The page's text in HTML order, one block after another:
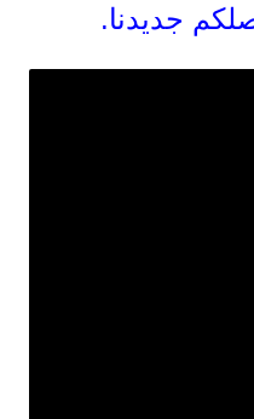
جديدنا.